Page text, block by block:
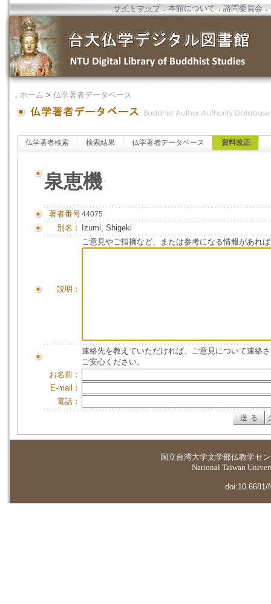
サイトマップ．本館について ．諮問委員会 ．
． ホーム > 仏学著者データベース
仏学著者検索 検索結果 仏学著者データベース 資料改正
泉恵機
著者番号44075
別名： Izumi, Shigeki
説明：
ご意見やご指摘など、または参考になる情報があれ
連絡先を教えていただければ、ご意見について連絡
ご安心ください。
お名前：
E-mail：
電話：
国立台湾大学文学部仏教学セ
National Taiwan
doi:10.6681/